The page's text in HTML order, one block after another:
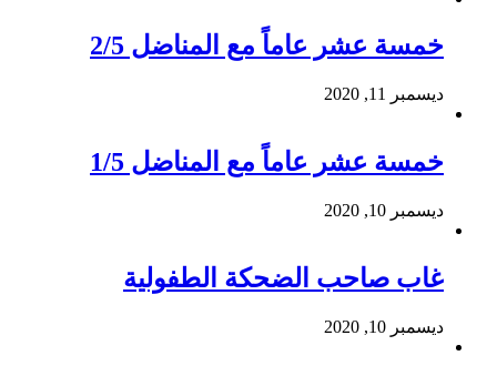
خمسة عشر عاماً مع المناضل 2/5
ديسمبر 11, 2020
خمسة عشر عاماً مع المناضل 1/5
ديسمبر 10, 2020
غاب صاحب الضحكة الطفولية
ديسمبر 10, 2020